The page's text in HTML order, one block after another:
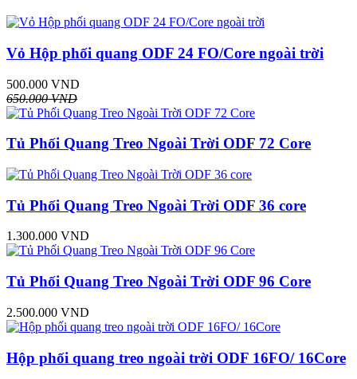
Vỏ Hộp phối quang ODF 24 FO/Core ngoài trời
500.000 VND
650.000 VND
Tủ Phối Quang Treo Ngoài Trời ODF 72 Core
Tủ Phối Quang Treo Ngoài Trời ODF 36 core
1.300.000 VND
Tủ Phối Quang Treo Ngoài Trời ODF 96 Core
2.500.000 VND
Hộp phối quang treo ngoài trời ODF 16FO/ 16Core